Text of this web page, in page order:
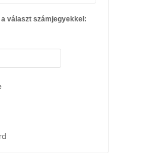
választ számjegyekkel: